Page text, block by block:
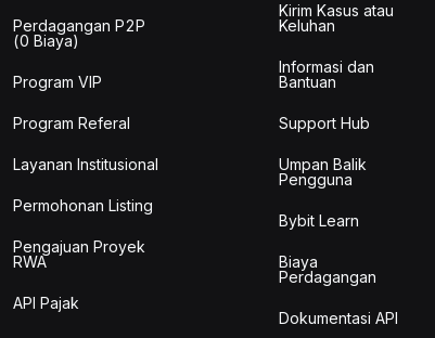
Perdagangan P2P
(0 Biaya)
Program VIP
Program Referal
Layanan Institusional
Permohonan Listing
Pengajuan Proyek
RWA
API Pajak
Kirim Kasus atau
Keluhan
Informasi dan
Bantuan
Support Hub
Umpan Balik
Pengguna
Bybit Learn
Biaya
Perdagangan
Dokumentasi API